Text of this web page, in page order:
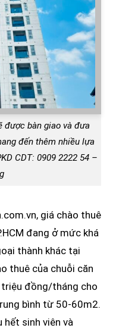
được bàn giao và đưa
đến thêm nhiều lựa
CDT: 0909 2222 54 –
giá chào thuê
đang ở mức khá
thành khác tại
thuê của chuỗi căn
đồng/tháng cho
bình từ 50-60m2.
hết sinh viên và